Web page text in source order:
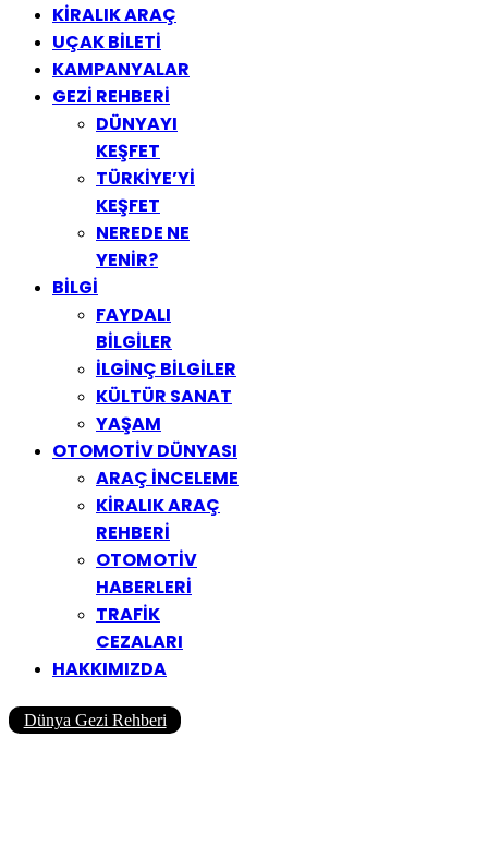
KİRALIK ARAÇ
UÇAK BİLETİ
KAMPANYALAR
GEZİ REHBERİ
DÜNYAYI
KEŞFET
TÜRKİYE’Yİ
KEŞFET
NEREDE NE
YENİR?
BİLGİ
FAYDALI
BİLGİLER
İLGİNÇ BİLGİLER
KÜLTÜR SANAT
YAŞAM
OTOMOTİV DÜNYASI
ARAÇ İNCELEME
KİRALIK ARAÇ
REHBERİ
OTOMOTİV
HABERLERİ
TRAFİK
CEZALARI
HAKKIMIZDA
Dünya Gezi Rehberi